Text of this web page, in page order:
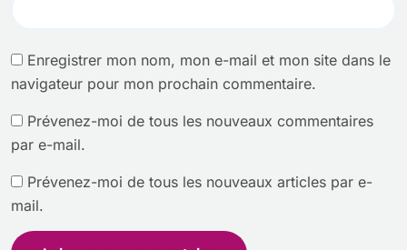
Enregistrer mon nom, mon e-mail et mon site dans le
navigateur pour mon prochain commentaire.
Prévenez-moi de tous les nouveaux commentaires
par e-mail.
Prévenez-moi de tous les nouveaux articles par e-
mail.